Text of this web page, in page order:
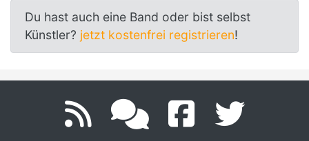
Du hast auch eine Band oder bist selbst
Künstler? jetzt kostenfrei registrieren!